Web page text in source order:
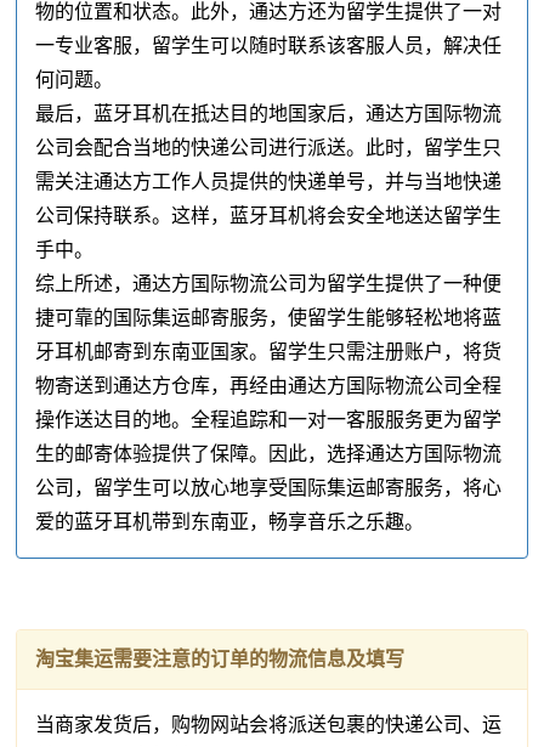
物的位置和状态。此外，通达方还为留学生提供了一对
一专业客服，留学生可以随时联系该客服人员，解决任
何问题。
最后，蓝牙耳机在抵达目的地国家后，通达方国际物流
公司会配合当地的快递公司进行派送。此时，留学生只
需关注通达方工作人员提供的快递单号，并与当地快递
公司保持联系。这样，蓝牙耳机将会安全地送达留学生
手中。
综上所述，通达方国际物流公司为留学生提供了一种便
捷可靠的国际集运邮寄服务，使留学生能够轻松地将蓝
牙耳机邮寄到东南亚国家。留学生只需注册账户，将货
物寄送到通达方仓库，再经由通达方国际物流公司全程
操作送达目的地。全程追踪和一对一客服服务更为留学
生的邮寄体验提供了保障。因此，选择通达方国际物流
公司，留学生可以放心地享受国际集运邮寄服务，将心
爱的蓝牙耳机带到东南亚，畅享音乐之乐趣。
淘宝集运需要注意的订单的物流信息及填写
当商家发货后，购物网站会将派送包裹的快递公司、运